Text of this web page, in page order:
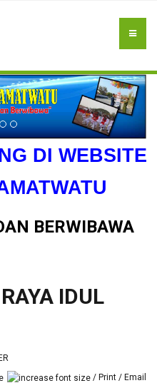
DI WEBSITE
BERWIBAWA
IDUL
Print Email